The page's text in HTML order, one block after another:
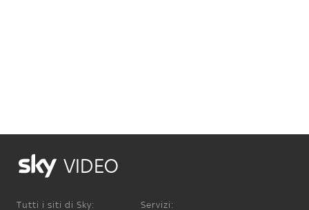
VIDEO
Tutti i siti di Sky: Servizi: